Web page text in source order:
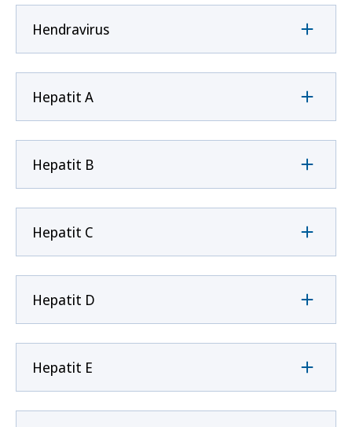
Hendravirus
Hepatit A
Hepatit B
Hepatit C
Hepatit D
Hepatit E